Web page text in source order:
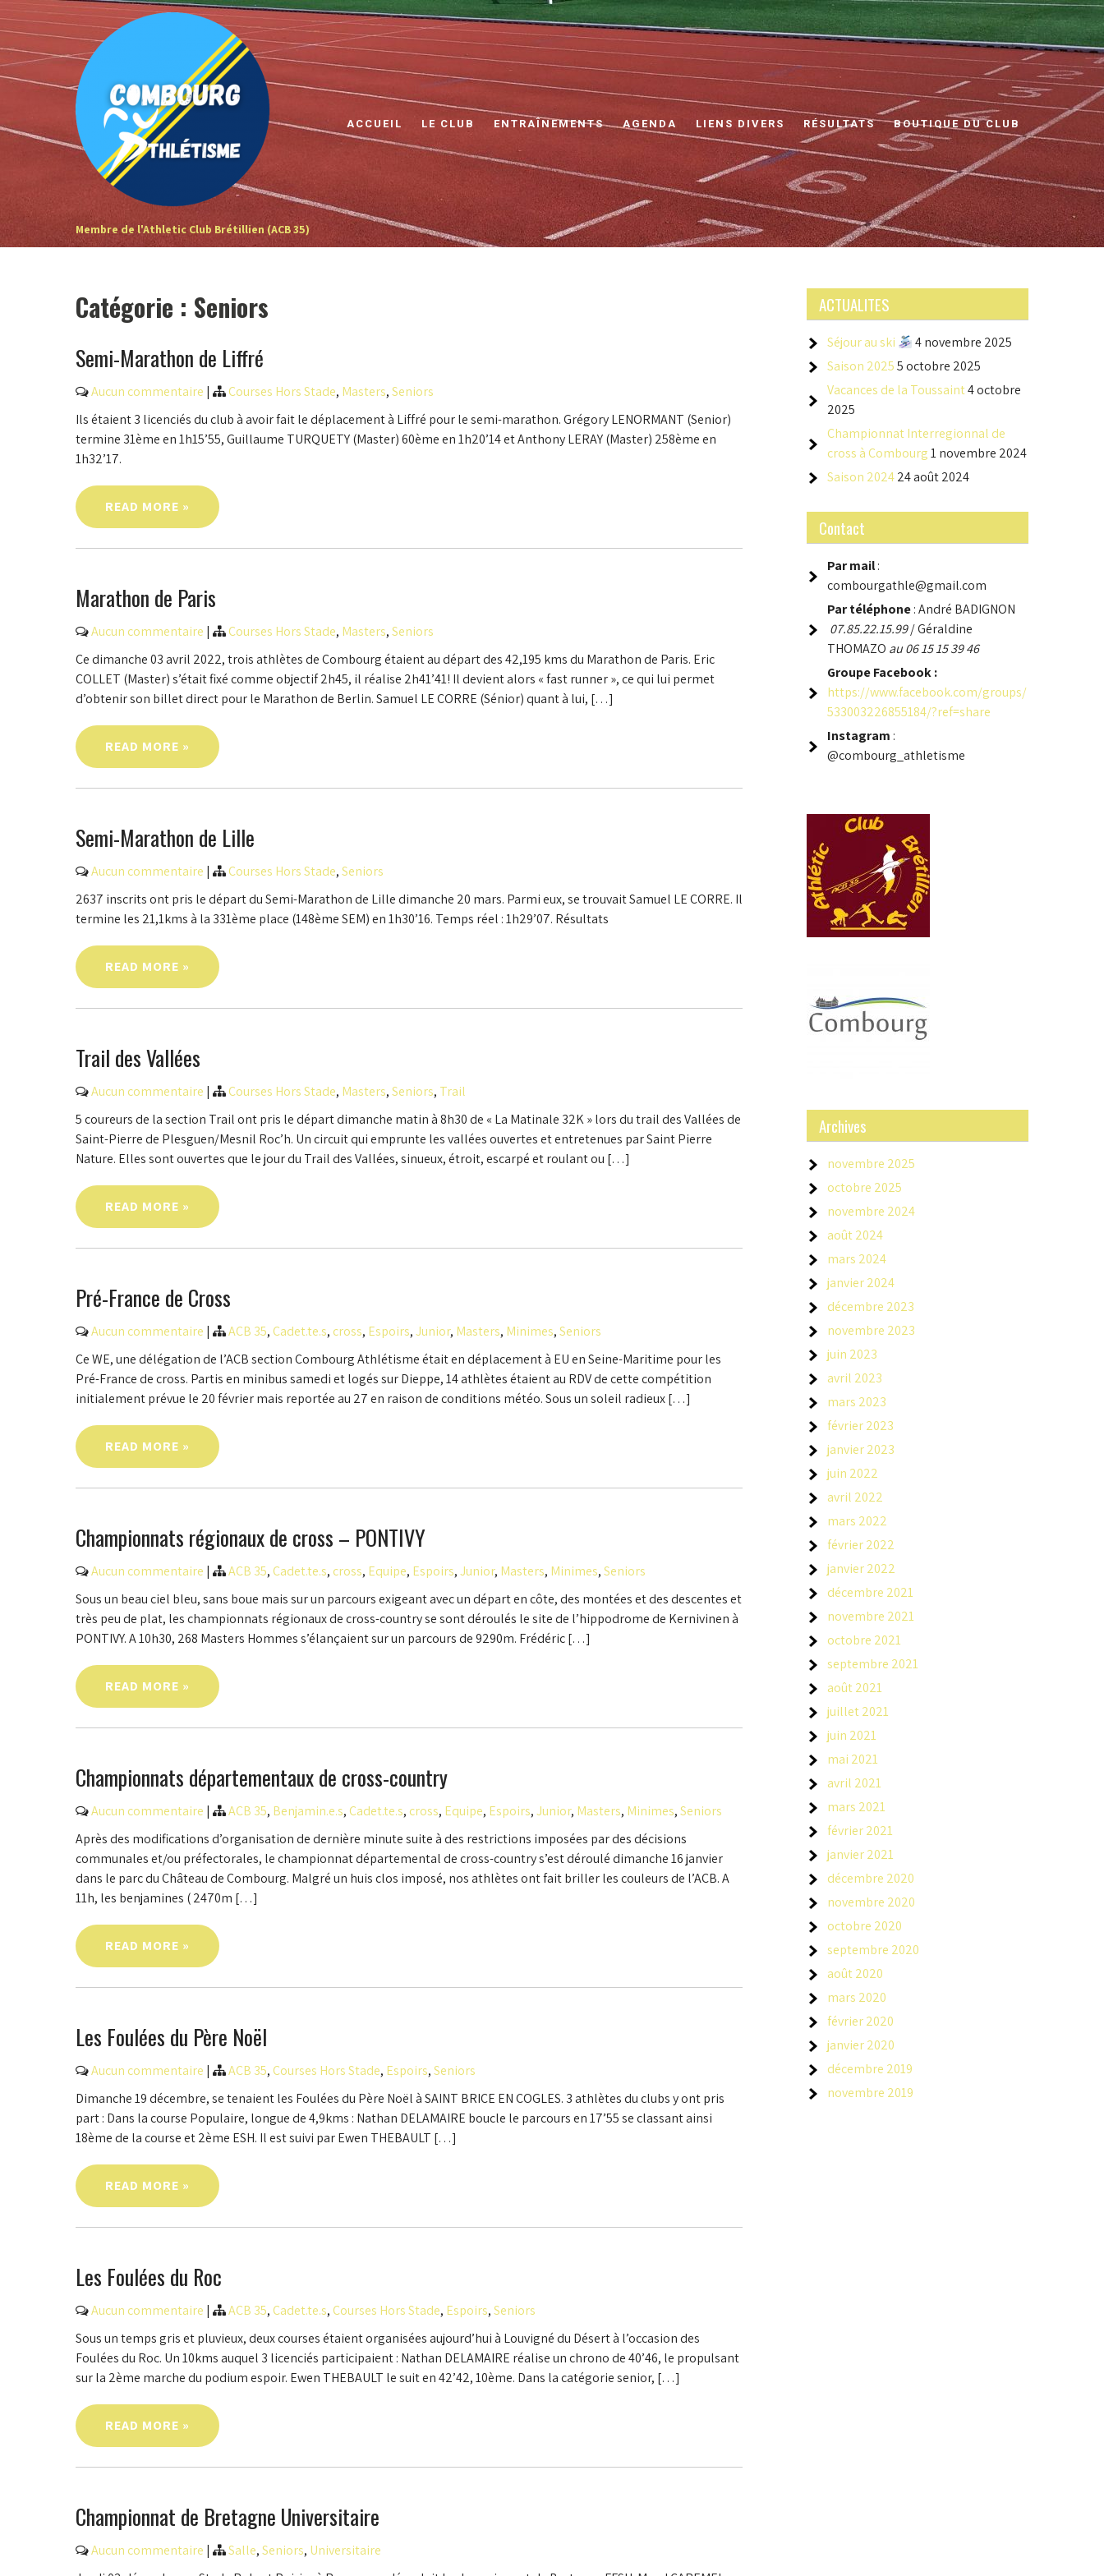
to
content
Membre de l'Athletic Club Brétillien (ACB 35)
ACCUEIL LE CLUB ENTRAÎNEMENTS AGENDA LIENS DIVERS RÉSULTATS BOUTIQUE DU CLUB
Catégorie : Seniors
Semi-Marathon de Liffré
Aucun commentaire | Courses Hors Stade, Masters,Seniors
Ils étaient 3 licenciés du club à avoir fait le déplacement à Liffré pour le semi-marathon. Grégory LENORMANT (Senior)
termine 31ème en 1h15’55, Guillaume TURQUETY (Master) 60ème en 1h20’14 et Anthony LERAY (Master) 258ème en
1h32’17.
READ MORE »
Marathon de Paris
Aucun commentaire | Courses Hors Stade, Masters,Seniors
Ce dimanche 03 avril 2022, trois athlètes de Combourg étaient au départ des 42,195 kms du Marathon de Paris. Eric
COLLET (Master) s’était fixé comme objectif 2h45, il réalise 2h41’41! Il devient alors « fast runner », ce qui lui permet
d’obtenir son billet direct pour le Marathon de Berlin. Samuel LE CORRE (Sénior) quant à lui, […]
READ MORE »
Semi-Marathon de Lille
Aucun commentaire | Courses Hors Stade,Seniors
2637 inscrits ont pris le départ du Semi-Marathon de Lille dimanche 20 mars. Parmi eux, se trouvait Samuel LE CORRE. Il
termine les 21,1kms à la 331ème place (148ème SEM) en 1h30’16. Temps réel : 1h29’07. Résultats
READ MORE »
Trail des Vallées
Aucun commentaire | Courses Hors Stade, Masters,Seniors, Trail
5 coureurs de la section Trail ont pris le départ dimanche matin à 8h30 de « La Matinale 32K » lors du trail des Vallées de
Saint-Pierre de Plesguen/Mesnil Roc’h. Un circuit qui emprunte les vallées ouvertes et entretenues par Saint Pierre
Nature. Elles sont ouvertes que le jour du Trail des Vallées, sinueux, étroit, escarpé et roulant ou […]
READ MORE »
Pré-France de Cross
Aucun commentaire | ACB 35,Cadet.te.s, cross, Espoirs,Junior, Masters, Minimes,Seniors
Ce WE, une délégation de l’ACB section Combourg Athlétisme était en déplacement à EU en Seine-Maritime pour les
Pré-France de cross. Partis en minibus samedi et logés sur Dieppe, 14 athlètes étaient au RDV de cette compétition
initialement prévue le 20 février mais reportée au 27 en raison de conditions météo. Sous un soleil radieux […]
READ MORE »
Championnats régionaux de cross – PONTIVY
Aucun commentaire | ACB 35,Cadet.te.s, cross, Equipe, Espoirs,Junior, Masters, Minimes,Seniors
Sous un beau ciel bleu, sans boue mais sur un parcours exigeant avec un départ en côte, des montées et des descentes et
très peu de plat, les championnats régionaux de cross-country se sont déroulés le site de l’hippodrome de Kernivinen à
PONTIVY. A 10h30, 268 Masters Hommes s’élançaient sur un parcours de 9290m. Frédéric […]
READ MORE »
Championnats départementaux de cross-country
Aucun commentaire | ACB 35, Benjamin.e.s,Cadet.te.s, cross, Equipe, Espoirs,Junior, Masters, Minimes,Seniors
Après des modifications d’organisation de dernière minute suite à des restrictions imposées par des décisions
communales et/ou préfectorales, le championnat départemental de cross-country s’est déroulé dimanche 16 janvier
dans le parc du Château de Combourg. Malgré un huis clos imposé, nos athlètes ont fait briller les couleurs de l’ACB. A
11h, les benjamines ( 2470m […]
READ MORE »
Les Foulées du Père Noël
Aucun commentaire | ACB 35,Courses Hors Stade, Espoirs,Seniors
Dimanche 19 décembre, se tenaient les Foulées du Père Noël à SAINT BRICE EN COGLES. 3 athlètes du clubs y ont pris
part : Dans la course Populaire, longue de 4,9kms : Nathan DELAMAIRE boucle le parcours en 17’55 se classant ainsi
18ème de la course et 2ème ESH. Il est suivi par Ewen THEBAULT […]
READ MORE »
Les Foulées du Roc
Aucun commentaire | ACB 35,Cadet.te.s,Courses Hors Stade, Espoirs,Seniors
Sous un temps gris et pluvieux, deux courses étaient organisées aujourd’hui à Louvigné du Désert à l’occasion des
Foulées du Roc. Un 10kms auquel 3 licenciés participaient : Nathan DELAMAIRE réalise un chrono de 40’46, le propulsant
sur la 2ème marche du podium espoir. Ewen THEBAULT le suit en 42’42, 10ème. Dans la catégorie senior, […]
READ MORE »
Championnat de Bretagne Universitaire
Aucun commentaire | Salle,Seniors, Universitaire
ACTUALITES
Séjour au ski
4 novembre 2025
Saison 20255 octobre 2025
Vacances de la Toussaint4 octobre
2025
Championnat Interregionnal de
cross à Combourg1 novembre 2024
Saison 202424 août 2024
Contact
Par mail:
combourgathle@gmail.com
Par téléphone: André BADIGNON
07.85.22.15.99/ Géraldine
THOMAZO au 06 15 15 39 46
GroupeFacebook :
https://www.facebook.com/groups/
533003226855184/?ref=share
Instagram :
@combourg_athletisme
Archives
novembre 2025
octobre 2025
novembre 2024
août 2024
mars 2024
janvier 2024
décembre 2023
novembre 2023
juin 2023
avril 2023
mars 2023
février 2023
janvier 2023
juin 2022
avril 2022
mars 2022
février 2022
janvier 2022
décembre 2021
novembre 2021
octobre 2021
septembre 2021
août 2021
juillet 2021
juin 2021
mai 2021
avril 2021
mars 2021
février 2021
janvier 2021
décembre 2020
novembre 2020
octobre 2020
septembre 2020
août 2020
mars 2020
février 2020
janvier 2020
décembre 2019
novembre 2019